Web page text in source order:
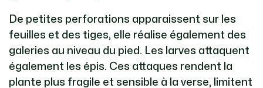
De petites perforations apparaissent sur les
feuilles et des tiges, elle réalise également des
galeries au niveau du pied. Les larves attaquent
également les épis. Ces attaques rendent la
plante plus fragile et sensible à la verse, limitent